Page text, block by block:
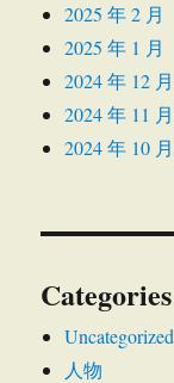
2025 年 2 月
2025 年 1 月
2024 年 12 月
2024 年 11 月
2024 年 10 月
Categories
Uncategorized
人物